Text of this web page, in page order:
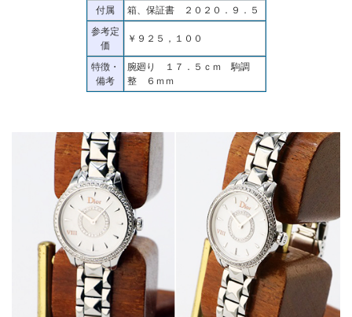
付属
箱、保証書 ２０２０．９．５
参考定
価
￥９２５，１００
特徴・
備考
腕廻り １７．５ｃｍ 駒調
整 ６ｍｍ